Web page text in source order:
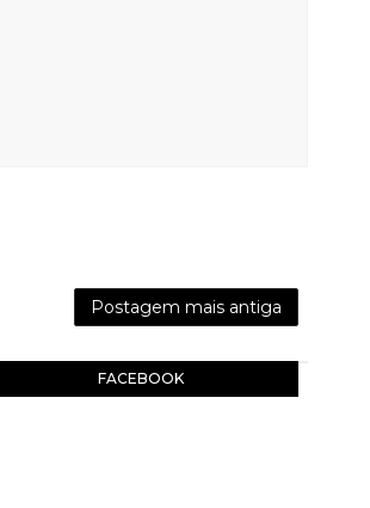
Postagem mais antiga
FACEBOOK